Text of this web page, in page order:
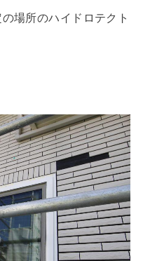
場所のハイドロテクト